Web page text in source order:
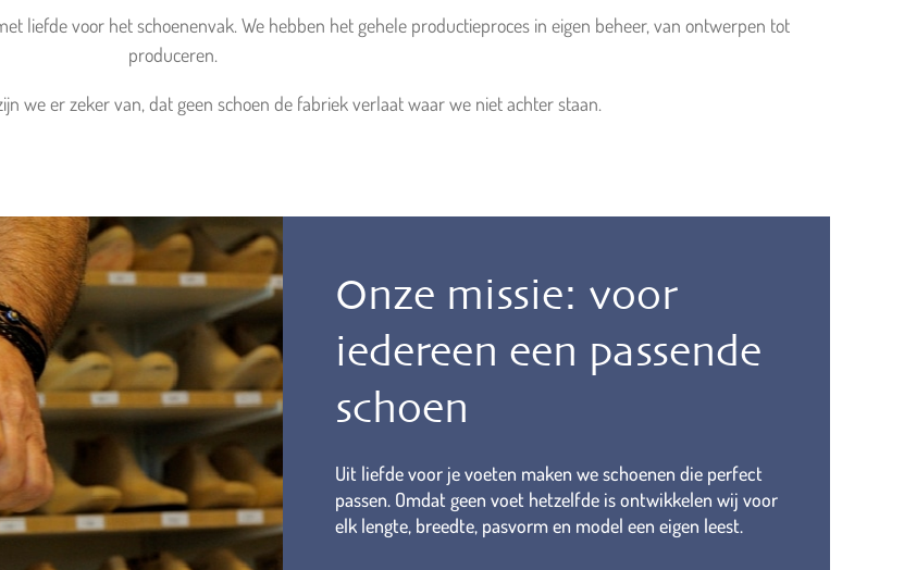
liefde voor het schoenenvak. We hebben het gehele productieproces in eigen beheer, van ontwerpen tot
produceren.
we er zeker van, dat geen schoen de fabriek verlaat waar we niet achter staan.
Onze missie: voor
iedereen een passende
schoen
Uit liefde voor je voeten maken we schoenen die perfect
passen. Omdat geen voet hetzelfde is ontwikkelen wij voor
elk lengte, breedte, pasvorm en model een eigen leest.